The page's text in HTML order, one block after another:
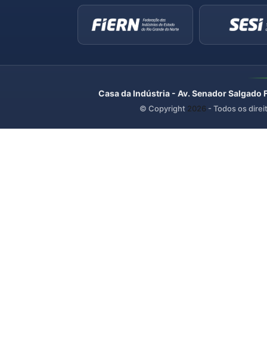
Casa da Indústria - Av. Senador
© Copyright 2026 - Todos os